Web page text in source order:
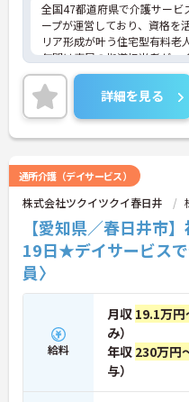
全国47都道府県で介護サービ
ープが運営しており、資格を
リア形成が叶う住宅型有料老
年間は専属の指導担当者がつ
り、階層別の研修やオンライ
体制のもとで専門性を高める
面では賞与年2回に加えて年2
があり、宿泊費の補助など独
活面もしっかりサポートして
せることで連休の取得もでき
プライベートの時間も充実さ
型や髪色、ネイルなどの身だ
ご自身の個性を尊重しながら
魅力的な環境が整っています
★おすすめPOINT★
【働きやすさを支える充実の
・年間休日は119日ありプラ
できます
・こども休暇や産後パパ育休
詳細を見る
通所介護（デイサービス）
株式会社ツクイツクイ春日井
【愛知県／春日井市
19日★デイサービス
員〉
給料
月収 19.1万
み）
年収 230万円
与）